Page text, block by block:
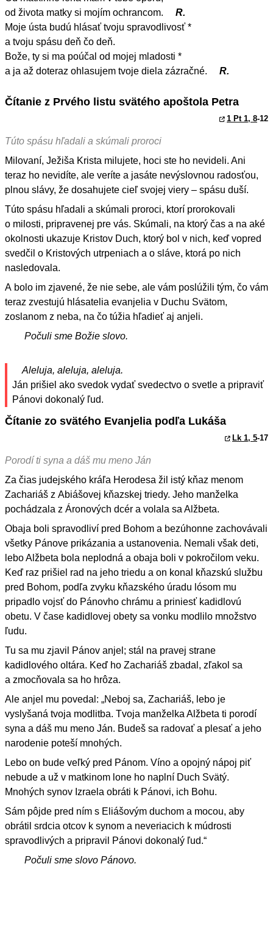
od života matky si mojím ochrancom.
R.
Moje ústa budú hlásať tvoju spravodlivosť *
a tvoju spásu deň čo deň.
Bože, ty si ma poúčal od mojej mladosti *
a ja až doteraz ohlasujem tvoje diela zázračné.
R.
Čítanie z Prvého listu svätého apoštola Petra
1 Pt 1, 8-12
Túto spásu hľadali a skúmali proroci
Milovaní, Ježiša Krista milujete, hoci ste ho nevideli. Ani
teraz ho nevidíte, ale veríte a jasáte nevýslovnou radosťou,
plnou slávy, že dosahujete cieľ svojej viery – spásu duší.
Túto spásu hľadali a skúmali proroci, ktorí prorokovali
o milosti, pripravenej pre vás. Skúmali, na ktorý čas a na aké
okolnosti ukazuje Kristov Duch, ktorý bol v nich, keď vopred
svedčil o Kristových utrpeniach a o sláve, ktorá po nich
nasledovala.
A bolo im zjavené, že nie sebe, ale vám poslúžili tým, čo vám
teraz zvestujú hlásatelia evanjelia v Duchu Svätom,
zoslanom z neba, na čo túžia hľadieť aj anjeli.
Počuli sme Božie slovo.
Aleluja, aleluja, aleluja.
Ján prišiel ako svedok vydať svedectvo o svetle a pripraviť
Pánovi dokonalý ľud.
Čítanie zo svätého Evanjelia podľa Lukáša
Lk 1, 5-17
Porodí ti syna a dáš mu meno Ján
Za čias judejského kráľa Herodesa žil istý kňaz menom
Zachariáš z Abiášovej kňazskej triedy. Jeho manželka
pochádzala z Áronových dcér a volala sa Alžbeta.
Obaja boli spravodliví pred Bohom a bezúhonne zachovávali
všetky Pánove prikázania a ustanovenia. Nemali však deti,
lebo Alžbeta bola neplodná a obaja boli v pokročilom veku.
Keď raz prišiel rad na jeho triedu a on konal kňazskú službu
pred Bohom, podľa zvyku kňazského úradu lósom mu
pripadlo vojsť do Pánovho chrámu a priniesť kadidlovú
obetu. V čase kadidlovej obety sa vonku modlilo množstvo
ľudu.
Tu sa mu zjavil Pánov anjel; stál na pravej strane
kadidlového oltára. Keď ho Zachariáš zbadal, zľakol sa
a zmocňovala sa ho hrôza.
Ale anjel mu povedal: „Neboj sa, Zachariáš, lebo je
vyslyšaná tvoja modlitba. Tvoja manželka Alžbeta ti porodí
syna a dáš mu meno Ján. Budeš sa radovať a plesať a jeho
narodenie poteší mnohých.
Lebo on bude veľký pred Pánom. Víno a opojný nápoj piť
nebude a už v matkinom lone ho naplní Duch Svätý.
Mnohých synov Izraela obráti k Pánovi, ich Bohu.
Sám pôjde pred ním s Eliášovým duchom a mocou, aby
obrátil srdcia otcov k synom a neveriacich k múdrosti
spravodlivých a pripravil Pánovi dokonalý ľud.“
Počuli sme slovo Pánovo.